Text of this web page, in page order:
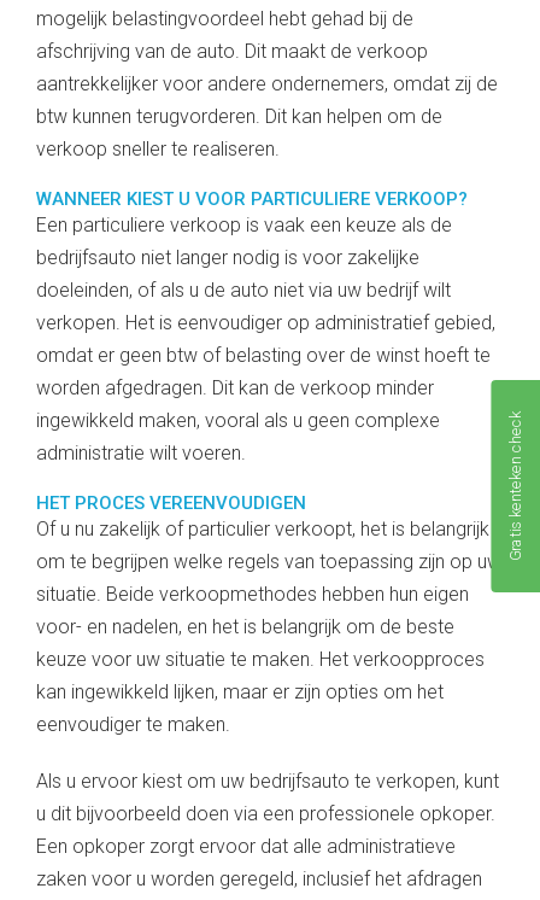
mogelijk belastingvoordeel hebt gehad bij de
afschrijving van de auto. Dit maakt de verkoop
aantrekkelijker voor andere ondernemers, omdat zij de
btw kunnen terugvorderen. Dit kan helpen om de
verkoop sneller te realiseren.
WANNEER KIEST U VOOR PARTICULIERE VERKOOP?
Een particuliere verkoop is vaak een keuze als de
bedrijfsauto niet langer nodig is voor zakelijke
doeleinden, of als u de auto niet via uw bedrijf wilt
verkopen. Het is eenvoudiger op administratief gebied,
omdat er geen btw of belasting over de winst hoeft te
worden afgedragen. Dit kan de verkoop minder
ingewikkeld maken, vooral als u geen complexe
administratie wilt voeren.
HET PROCES VEREENVOUDIGEN
Of u nu zakelijk of particulier verkoopt, het is belangrijk
om te begrijpen welke regels van toepassing zijn op uw
situatie. Beide verkoopmethodes hebben hun eigen
voor- en nadelen, en het is belangrijk om de beste
keuze voor uw situatie te maken. Het verkoopproces
kan ingewikkeld lijken, maar er zijn opties om het
eenvoudiger te maken.
Als u ervoor kiest om uw bedrijfsauto te verkopen, kunt
u dit bijvoorbeeld doen via een professionele opkoper.
Een opkoper zorgt ervoor dat alle administratieve
zaken voor u worden geregeld, inclusief het afdragen
Gratis kenteken check